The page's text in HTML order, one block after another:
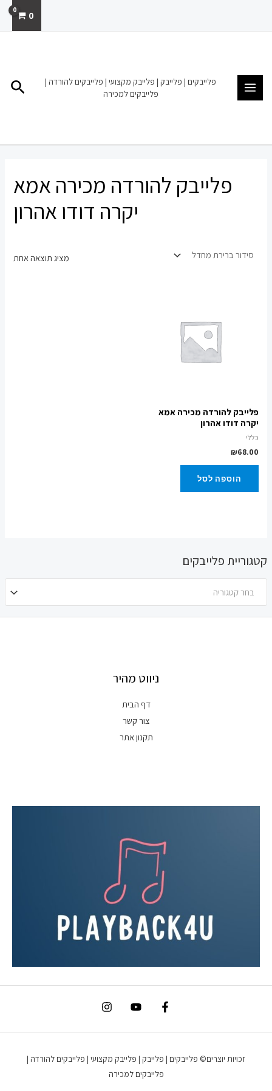
0
פלייבקים | פלייבק | פלייבק מקצועי | פלייבקים להורדה |
פלייבקים למכירה
קטגוריית פלייבקים
בחר קטגוריה
פלייבק להורדה מכירה אמא
יקרה דודו אהרון
מציג תוצאה אחת
פלייבק להורדה מכירה אמא
יקרה דודו אהרון
כללי
₪68.00
הוספה לסל
ניווט מהיר
דף הבית
צור קשר
תקנון אתר
זכויות יוצרים© פלייבקים | פלייבק | פלייבק מקצועי | פלייבקים להורדה |
פלייבקים למכירה